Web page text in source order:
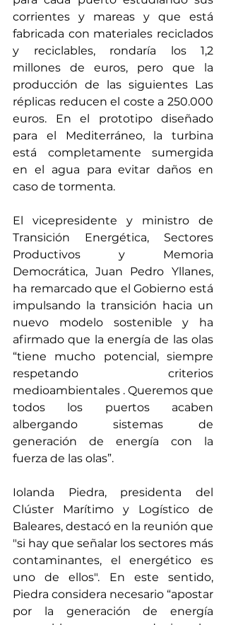
corrientes y mareas y que está
fabricada con materiales reciclados
y reciclables, rondaría los 1,2
millones de euros, pero que la
producción de las siguientes Las
réplicas reducen el coste a 250.000
euros. En el prototipo diseñado
para el Mediterráneo, la turbina
está completamente sumergida
en el agua para evitar daños en
caso de tormenta.
El vicepresidente y ministro de
Transición Energética, Sectores
Productivos y Memoria
Democrática, Juan Pedro Yllanes,
ha remarcado que el Gobierno está
impulsando la transición hacia un
nuevo modelo sostenible y ha
afirmado que la energía de las olas
“tiene mucho potencial, siempre
respetando criterios
medioambientales . Queremos que
todos los puertos acaben
albergando sistemas de
generación de energía con la
fuerza de las olas”.
Iolanda Piedra, presidenta del
Clúster Marítimo y Logístico de
Baleares, destacó en la reunión que
"si hay que señalar los sectores más
contaminantes, el energético es
uno de ellos". En este sentido,
Piedra considera necesario “apostar
por la generación de energía